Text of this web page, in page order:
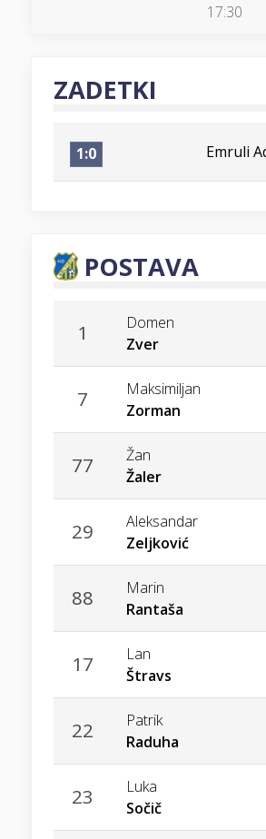
17:30
ZADETKI
1:0 Emruli
POSTAVA
1
Domen
Zver
7
Maksimiljan
Zorman
77
Žan
Žaler
29
Aleksandar
Zeljković
88
Marin
Rantaša
17
Lan
Štravs
22
Patrik
Raduha
23
Luka
Sočič